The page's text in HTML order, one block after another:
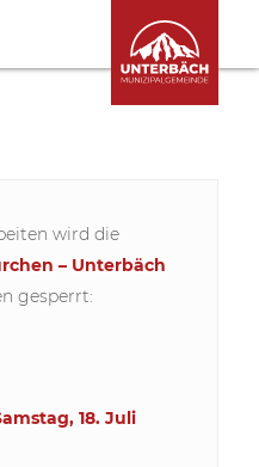
wird die
– Unterbäch
gesperrt:
18. Juli